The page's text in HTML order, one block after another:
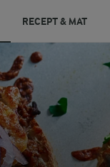
RECEPT & MAT